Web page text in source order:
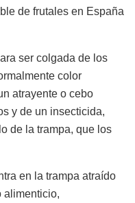
de frutales en España
ser colgada de los
color
atrayente o cebo
y de un insecticida,
de la trampa, que los
en la trampa atraído
alimenticio,